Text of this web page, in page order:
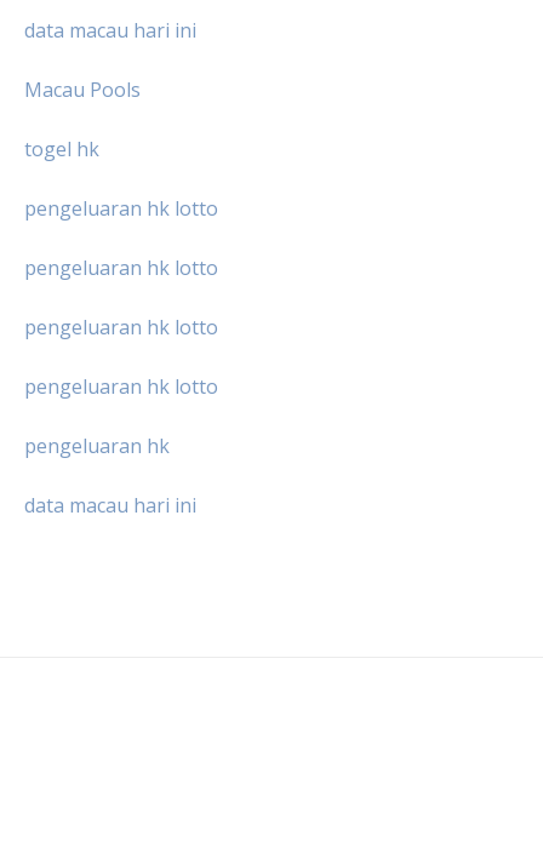
data macau hari ini
Macau Pools
togel hk
pengeluaran hk lotto
pengeluaran hk lotto
pengeluaran hk lotto
pengeluaran hk lotto
pengeluaran hk
data macau hari ini